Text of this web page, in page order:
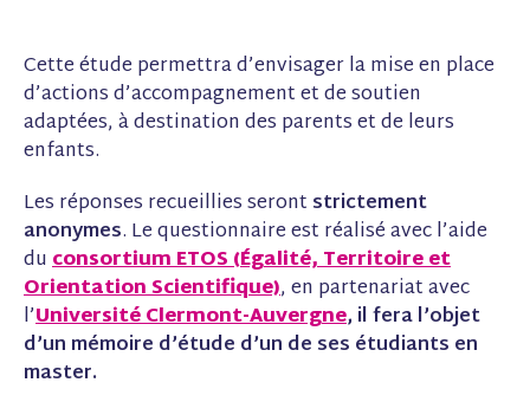
Cette étude permettra d’envisager la mise en place
d’actions d’accompagnement et de soutien
adaptées, à destination des parents et de leurs
enfants.
Les réponses recueillies seront strictement
anonymes. Le questionnaire est réalisé avec l’aide
duconsortium ETOS (Égalité, Territoire et
Orientation Scientifique), en partenariat avec
l’Université Clermont-Auvergne, il fera l’objet
d’un mémoire d’étude d’un de ses étudiants en
master.